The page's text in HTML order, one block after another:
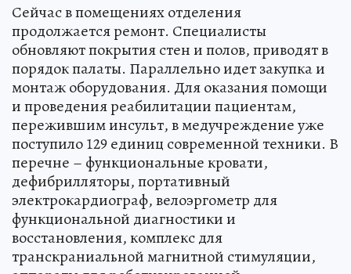
Сейчас в помещениях отделения
продолжается ремонт. Специалисты
обновляют покрытия стен и полов, приводят в
порядок палаты. Параллельно идет закупка и
монтаж оборудования. Для оказания помощи
и проведения реабилитации пациентам,
пережившим инсульт, в медучреждение уже
поступило 129 единиц современной техники. В
перечне – функциональные кровати,
дефибрилляторы, портативный
электрокардиограф, велоэргометр для
функциональной диагностики и
восстановления, комплекс для
транскраниальной магнитной стимуляции,